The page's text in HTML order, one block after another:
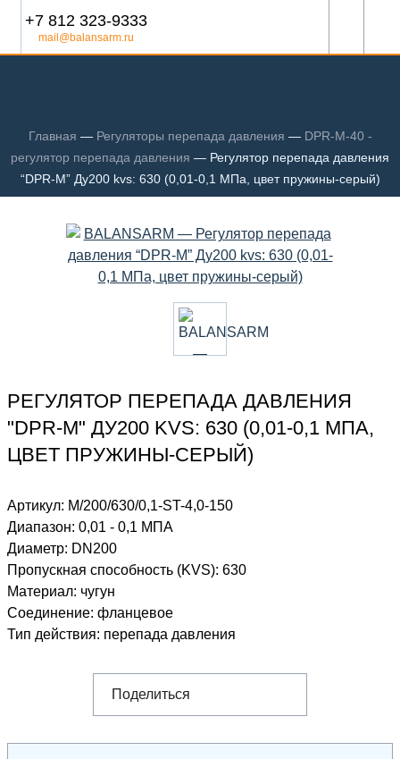
+7 812 323-9333
mail@balansarm.ru
Главная — Регуляторы перепада давления — DPR-M-40 -
регулятор перепада давления — Регулятор перепада давления
“DPR-M” Ду200 kvs: 630 (0,01-0,1 МПа, цвет пружины-серый)
РЕГУЛЯТОР ПЕРЕПАДА ДАВЛЕНИЯ
"DPR-M" ДУ200 KVS: 630 (0,01-0,1 МПА,
ЦВЕТ ПРУЖИНЫ-СЕРЫЙ)
Артикул: M/200/630/0,1-ST-4,0-150
Диапазон: 0,01 - 0,1 МПА
Диаметр: DN200
Пропускная способность (KVS): 630
Материал: чугун
Соединение: фланцевое
Тип действия: перепада давления
Поделиться